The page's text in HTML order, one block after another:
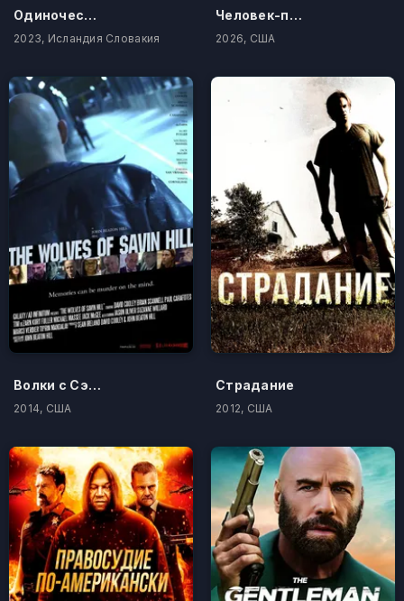
Одиночество
2023, Исландия Словакия
Человек-паук: Новый день
2026, США
Волки с Сэйвин-Хилл
2014, США
Страдание
2012, США